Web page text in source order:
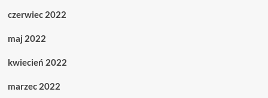
czerwiec 2022
maj 2022
kwiecień 2022
marzec 2022